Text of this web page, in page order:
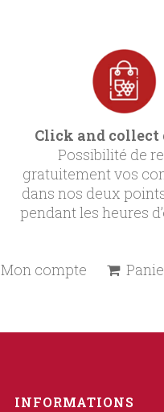
Click and
Possibilité de
gratuitement vos
dans nos deux
pendant les heures
Mon compte
INFORMATIONS